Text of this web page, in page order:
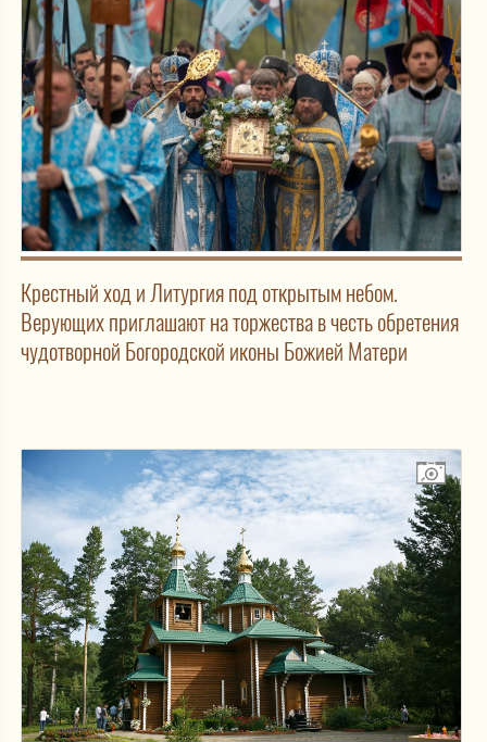
Крестный ход и Литургия под открытым небом.
Верующих приглашают на торжества в честь обретения
чудотворной Богородской иконы Божией Матери